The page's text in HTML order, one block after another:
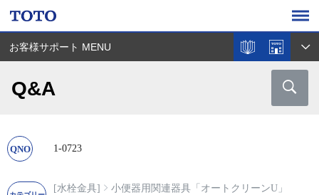
お客様サポート MENU
Q&A
1-0723
[水栓金具] 小便器用関連器具「オートクリーンU」